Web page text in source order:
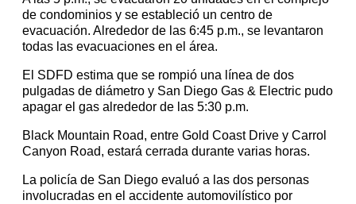
de condominios y se estableció un centro de
evacuación. Alrededor de las 6:45 p.m., se levantaron
todas las evacuaciones en el área.
El SDFD estima que se rompió una línea de dos
pulgadas de diámetro y San Diego Gas & Electric pudo
apagar el gas alrededor de las 5:30 p.m.
Black Mountain Road, entre Gold Coast Drive y Carrol
Canyon Road, estará cerrada durante varias horas.
La policía de San Diego evaluó a las dos personas
involucradas en el accidente automovilístico por